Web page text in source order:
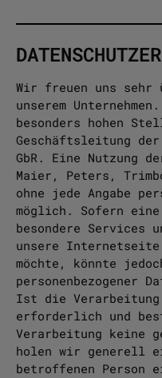
Wir freuen uns
unserem
besonders hohen
Geschäftsleitung
GbR. Eine Nutzung
Maier, Peters,
ohne jede Angabe
möglich. Sofern
besondere Services
unsere Internetseite
möchte, könnte
personenbezogener
Ist die Verarbeitung
erforderlich und
Verarbeitung keine
holen wir generell
betroffenen Person